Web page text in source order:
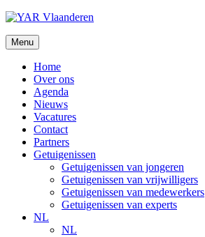
Ga
deMenu
Home
Over ons
Agenda
Nieuws
Vacatures
Contact
Partners
Getuigenissen
Getuigenissen van jongeren
Getuigenissen van vrijwilligers
Getuigenissen van medewerkers
Getuigenissen van experts
NL
NL